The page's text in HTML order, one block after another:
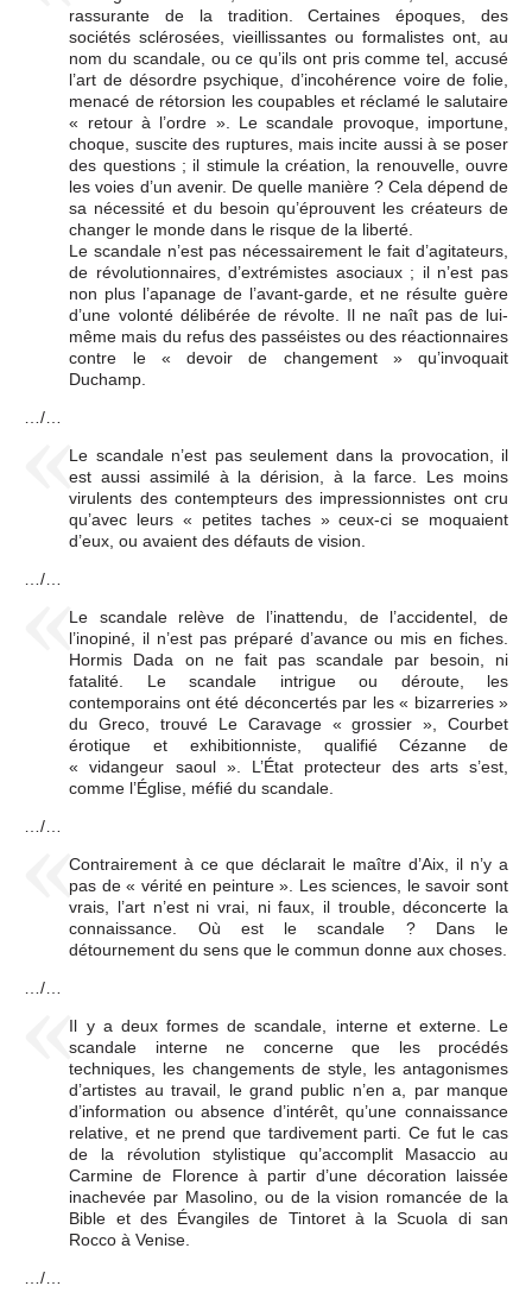
rassurante de la tradition. Certaines époques, des
sociétés sclérosées, vieillissantes ou formalistes ont, au
nom du scandale, ou ce qu’ils ont pris comme tel, accusé
l’art de désordre psychique, d’incohérence voire de folie,
menacé de rétorsion les coupables et réclamé le salutaire
« retour à l’ordre ». Le scandale provoque, importune,
choque, suscite des ruptures, mais incite aussi à se poser
des questions ; il stimule la création, la renouvelle, ouvre
les voies d’un avenir. De quelle manière ? Cela dépend de
sa nécessité et du besoin qu’éprouvent les créateurs de
changer le monde dans le risque de la liberté.
Le scandale n’est pas nécessairement le fait d’agitateurs,
de révolutionnaires, d’extrémistes asociaux ; il n’est pas
non plus l’apanage de l’avant-garde, et ne résulte guère
d’une volonté délibérée de révolte. Il ne naît pas de lui-
même mais du refus des passéistes ou des réactionnaires
contre le « devoir de changement » qu’invoquait
Duchamp.
…/…
Le scandale n’est pas seulement dans la provocation, il
est aussi assimilé à la dérision, à la farce. Les moins
virulents des contempteurs des impressionnistes ont cru
qu’avec leurs « petites taches » ceux-ci se moquaient
d’eux, ou avaient des défauts de vision.
…/…
Le scandale relève de l’inattendu, de l’accidentel, de
l’inopiné, il n’est pas préparé d’avance ou mis en fiches.
Hormis Dada on ne fait pas scandale par besoin, ni
fatalité. Le scandale intrigue ou déroute, les
contemporains ont été déconcertés par les « bizarreries »
du Greco, trouvé Le Caravage « grossier », Courbet
érotique et exhibitionniste, qualifié Cézanne de
« vidangeur saoul ». L’État protecteur des arts s’est,
comme l’Église, méfié du scandale.
…/…
Contrairement à ce que déclarait le maître d’Aix, il n’y a
pas de « vérité en peinture ». Les sciences, le savoir sont
vrais, l’art n’est ni vrai, ni faux, il trouble, déconcerte la
connaissance. Où est le scandale ? Dans le
détournement du sens que le commun donne aux choses.
…/…
Il y a deux formes de scandale, interne et externe. Le
scandale interne ne concerne que les procédés
techniques, les changements de style, les antagonismes
d’artistes au travail, le grand public n’en a, par manque
d’information ou absence d’intérêt, qu’une connaissance
relative, et ne prend que tardivement parti. Ce fut le cas
de la révolution stylistique qu’accomplit Masaccio au
Carmine de Florence à partir d’une décoration laissée
inachevée par Masolino, ou de la vision romancée de la
Bible et des Évangiles de Tintoret à la Scuola di san
Rocco à Venise.
…/…